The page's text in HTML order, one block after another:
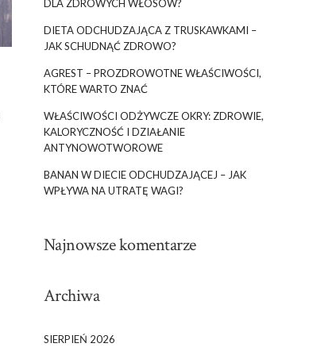
DLA ZDROWYCH WŁOSÓW?
DIETA ODCHUDZAJĄCA Z TRUSKAWKAMI –
JAK SCHUDNĄĆ ZDROWO?
AGREST – PROZDROWOTNE WŁAŚCIWOŚCI,
KTÓRE WARTO ZNAĆ
WŁAŚCIWOŚCI ODŻYWCZE OKRY: ZDROWIE,
KALORYCZNOŚĆ I DZIAŁANIE
ANTYNOWOTWOROWE
BANAN W DIECIE ODCHUDZAJĄCEJ – JAK
WPŁYWA NA UTRATĘ WAGI?
Najnowsze komentarze
Archiwa
SIERPIEŃ 2026